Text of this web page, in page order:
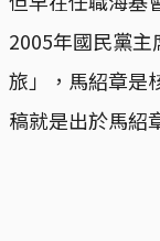
2005年國民黨
旅」，馬紹章是
稿就是出於馬紹